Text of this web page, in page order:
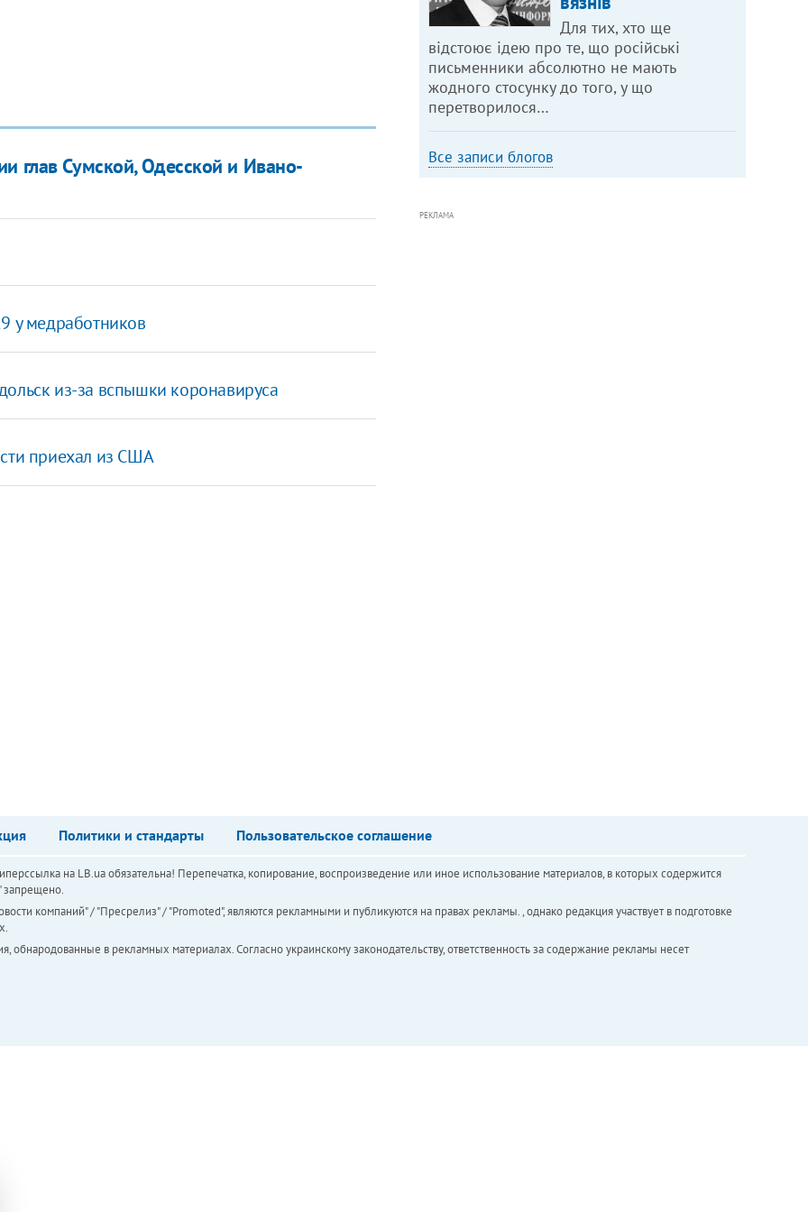
глав Сумской, Одесской и Ивано-
у медработников
из-за вспышки коронавируса
приехал из США
Для тих, хто ще
відстоює ідею про те, що російські
письменники абсолютно не мають
жодного стосунку до того, у що
перетворилося…
Все записи блогов
РЕКЛАМА
Политики и стандарты Пользовательское соглашение
на LB.ua обязательна! Перепечатка, копирование, воспроизведение или иное использование материалов, в которых содержится
запрещено.
компаний" / "Пресрелиз" / "Promoted", являются рекламными и публикуются на правах рекламы. , однако редакция участвует в подготовке
обнародованные в рекламных материалах. Согласно украинскому законодательству, ответственность за содержание рекламы несет